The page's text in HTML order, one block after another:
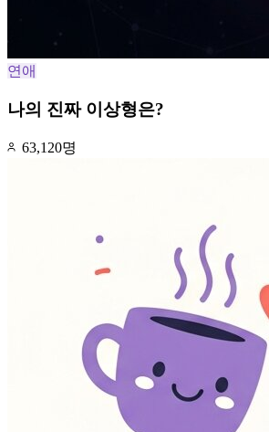
연애
나의 진짜 이상형은?
63,120명